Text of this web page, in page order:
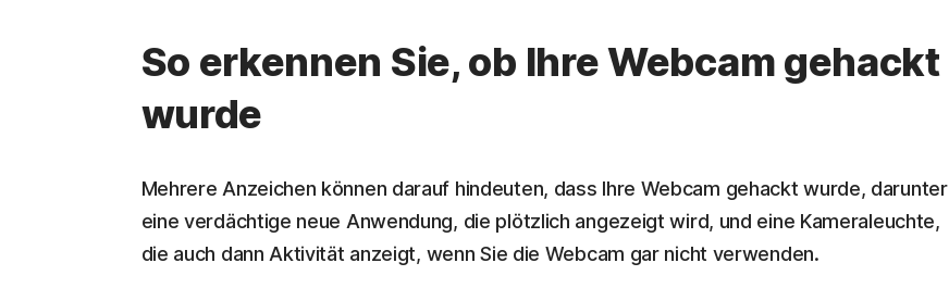
So erkennen Sie, ob Ihre Webcam gehackt
wurde
Mehrere Anzeichen können darauf hindeuten, dass Ihre Webcam gehackt wurde, darunter
eine verdächtige neue Anwendung, die plötzlich angezeigt wird, und eine Kameraleuchte,
die auch dann Aktivität anzeigt, wenn Sie die Webcam gar nicht verwenden.